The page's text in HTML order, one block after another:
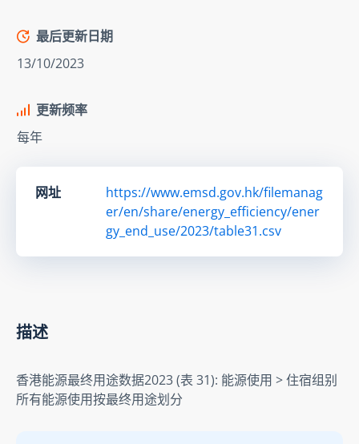
最后更新日期
13/10/2023
更新频率
每年
网址
https://www.emsd.gov.hk/filemanag
er/en/share/energy_efficiency/ener
gy_end_use/2023/table31.csv
描述
香港能源最终用途数据2023 (表 31): 能源使用 > 住宿组别
所有能源使用按最终用途划分